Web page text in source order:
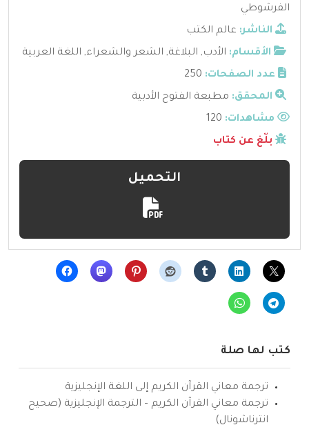
الفرشوطي
الناشر: عالم الكتب
الأقسام: الأدب, البلاغة, الشعر والشعراء, اللغة العربية
عدد الصفحات: 250
المحقق: مطبعة الفتوح الأدبية
مشاهدات:
بلّغ عن كتاب
التحميل
كتب لها صلة
ترجمة معاني القرآن الكريم إلى اللغة الإنجليزية
ترجمة معاني القرآن الكريم – الترجمة الإنجليزية (صحيح
انترناشونال)